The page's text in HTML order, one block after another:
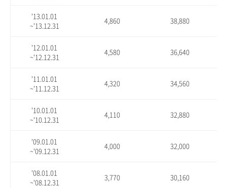
'13.01.01
~'13.12.31
4,860 38,880
'12.01.01
~'12.12.31
4,580 36,640
'11.01.01
~'11.12.31
4,320 34,560
'10.01.01
~'10.12.31
4,110 32,880
'09.01.01
~'09.12.31
4,000 32,000
'08.01.01
~'08.12.31
3,770 30,160